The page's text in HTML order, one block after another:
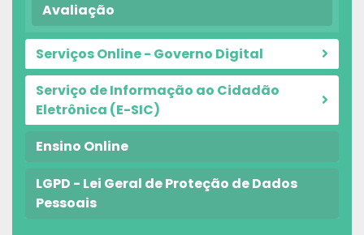
Avaliação
Serviços Online - Governo Digital
Serviço de Informação ao Cidadão
Eletrônica (E-SIC)
Ensino Online
LGPD - Lei Geral de Proteção de Dados
Pessoais